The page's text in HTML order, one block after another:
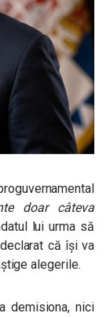
doar câteva
lui urma să
că își va
alegerile.
demisiona, nici